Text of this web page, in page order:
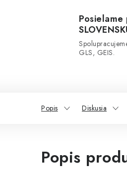
GLS, GEIS.
Popis Diskusia
Popis